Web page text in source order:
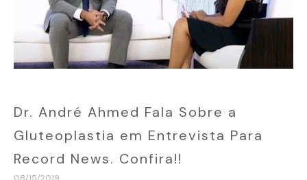
Dr. André Ahmed Fala Sobre a
Gluteoplastia em Entrevista Para
Record News. Confira!!